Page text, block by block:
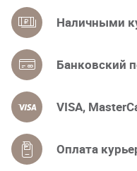
Наличными
Банковский
VISA,
Оплата